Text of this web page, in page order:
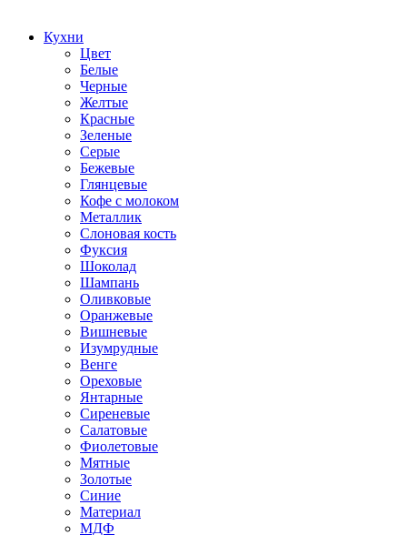
Кухни
Цвет
Белые
Черные
Желтые
Красные
Зеленые
Серые
Бежевые
Глянцевые
Кофе с молоком
Металлик
Слоновая кость
Фуксия
Шоколад
Шампань
Оливковые
Оранжевые
Вишневые
Изумрудные
Венге
Ореховые
Янтарные
Сиреневые
Салатовые
Фиолетовые
Мятные
Золотые
Синие
Материал
МДФ